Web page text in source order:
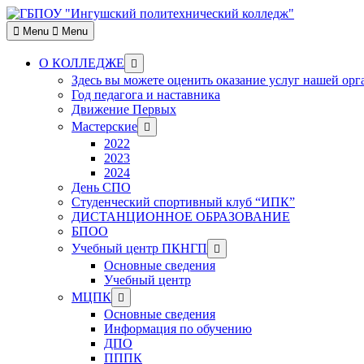
Skip
to
content
Menu Menu
О КОЛЛЕДЖЕ
Show
sub
menu
Здесь вы можете оценить оказание услуг нашей
Год педагога и наставника
Движение Первых
Мастерские Show
sub
2022
2023
2024
День СПО
Студенческий спортивный клуб “ИПК”
ДИСТАНЦИОННОЕ ОБРАЗОВАНИЕ
БПОО
Учебный центр ПКНГП
Show
sub
menu
Основные сведения
Учебный центр
МЦПК Show
sub
menu
Основные сведения
Информация по обучению
ДПО
ПППК